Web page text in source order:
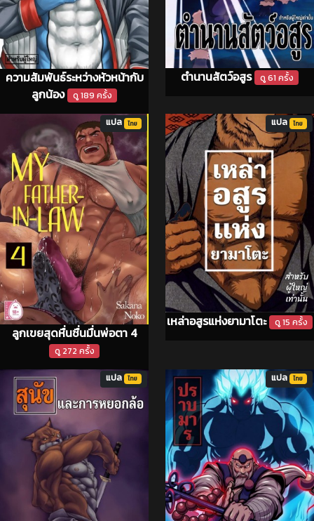
ความสัมพันธ์ระหว่างหัวหน้ากับ
ลูกน้อง
ดู 189 ครั้ง
ตำนานสัตว์อสูร ดู 61 ครั้ง
ลูกเขยสุดหื่นชื่นมื่นพ่อตา 4
ดู 272 ครั้ง
แปล ไทย
เหล่าอสูรแห่งยามาโตะ ดู 15 ครั้ง
แปล ไทย
แปล ไทย แปล ไทย